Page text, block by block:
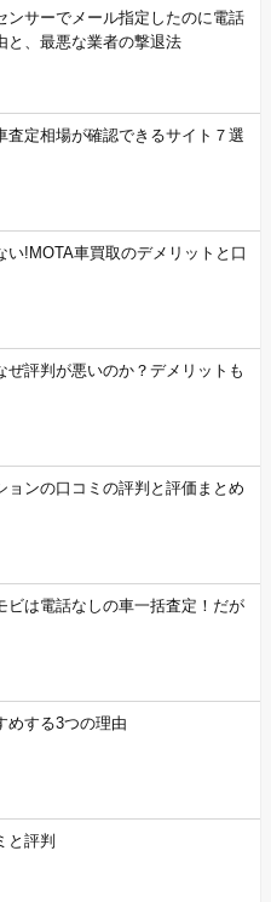
ンサーでメール指定したのに電話
と、最悪な業者の撃退法
査定相場が確認できるサイト７選
い!MOTA車買取のデメリットと口
ぜ評判が悪いのか？デメリットも
ョンの口コミの評判と評価まとめ
ビは電話なしの車一括査定！だが
めする3つの理由
と評判